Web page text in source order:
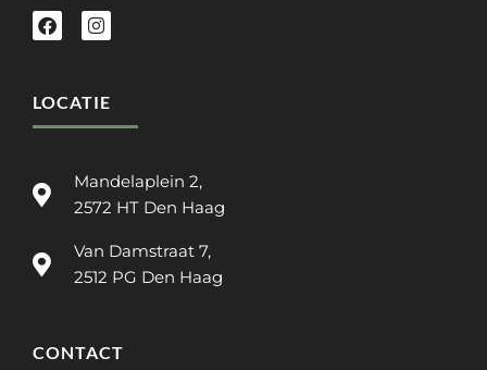
LOCATIE
Mandelaplein 2,
2572 HT Den Haag
Van Damstraat 7,
2512 PG Den Haag
CONTACT